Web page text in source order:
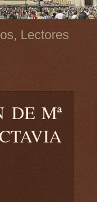
Lectores
DE Mª